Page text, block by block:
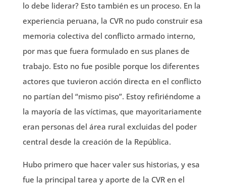
lo debe liderar? Esto también es un proceso. En la
experiencia peruana, la CVR no pudo construir esa
memoria colectiva del conflicto armado interno,
por mas que fuera formulado en sus planes de
trabajo. Esto no fue posible porque los diferentes
actores que tuvieron acción directa en el conflicto
no partían del “mismo piso”. Estoy refiriéndome a
la mayoría de las víctimas, que mayoritariamente
eran personas del área rural excluidas del poder
central desde la creación de la República.
Hubo primero que hacer valer sus historias, y esa
fue la principal tarea y aporte de la CVR en el